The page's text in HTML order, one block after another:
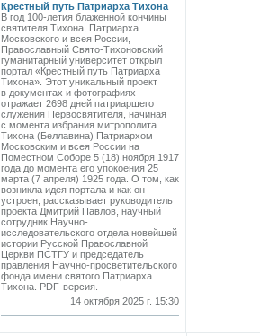
Крестный путь Патриарха Тихона
В год 100-летия блаженной кончины
святителя Тихона, Патриарха
Московского и всея России,
Православный Свято-Тихоновский
гуманитарный университет открыл
портал «Крестный путь Патриарха
Тихона». Этот уникальный проект
в документах и фотографиях
отражает 2698 дней патриаршего
служения Первосвятителя, начиная
с момента избрания митрополита
Тихона (Беллавина) Патриархом
Московским и всея России на
Поместном Соборе 5 (18) ноября 1917
года до момента его упокоения 25
марта (7 апреля) 1925 года. О том, как
возникла идея портала и как он
устроен, рассказывает руководитель
проекта Дмитрий Павлов, научный
сотрудник Научно-
исследовательского отдела новейшей
истории Русской Православной
Церкви ПСТГУ и председатель
правления Научно-просветительского
фонда имени святого Патриарха
Тихона. PDF-версия.
14 октября 2025 г. 15:30